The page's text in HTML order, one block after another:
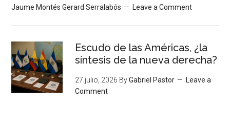
Jaume Montés Gerard Serralabós
Leave a Comment
Escudo de las Américas, ¿la
síntesis de la nueva derecha?
27 julio, 2026 ByGabriel Pastor
Leave a
Comment